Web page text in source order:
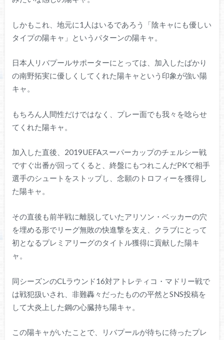
しかもこれ、地元に1人はいるであろう「陰キャにも優しい
タイプの陽キャ」というパターンの陽キャ。
日本人リバプールサポーターにとっては、加入したばかり
の南野拓実に優しくしてくれた陽キャという印象が強い陽
キャ。
もちろん人間性だけではなく、プレー面でも我々を唸らせ
てくれた陽キャ。
加入した直後、2019UEFAスーパーカップのチェルシー戦
ですぐ出番が回ってくると、終盤にもつれこんだPKで相手
選手のシュートをストップし、念願のトロフィーを獲得し
た陽キャ。
その直後も前半戦に離脱していたアリソン・ベッカーの穴
を埋める形でリーグ無敗の快進撃を支え、クラブにとって
初となるプレミアリーグのタイトル獲得に貢献した陽キ
ャ。
同シーズンのCLラウンド16対アトレティコ・マドリー戦で
は戦犯扱いされ、非難轟々だったものの平然とSNS投稿を
して大炎上した鋼の心臓持ち陽キャ。
この陽キャがいたことで、リバプールが待ちに待ったプレ